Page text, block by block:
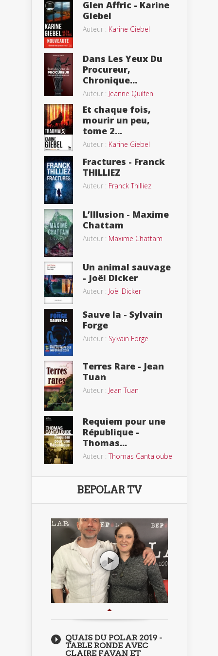
Glen Affric - Karine
Giebel
Auteur : Karine Giebel
Dans Les Yeux Du
Procureur,
Chronique...
Auteur : Jeanne Quilfen
Et chaque fois,
mourir un peu,
tome 2...
Auteur : Karine Giebel
Fractures - Franck
THILLIEZ
Auteur : Franck Thilliez
L’Illusion - Maxime
Chattam
Auteur : Maxime Chattam
Un animal sauvage
- Joël Dicker
Auteur : Joël Dicker
Sauve la - Sylvain
Forge
Auteur : Sylvain Forge
Terres Rare - Jean
Tuan
Auteur : Jean Tuan
Requiem pour une
République -
Thomas...
Auteur :Thomas Cantaloube
BEPOLAR TV
QUAIS DU POLAR 2019 -
TABLE RONDE AVEC
CLAIRE FAVAN ET